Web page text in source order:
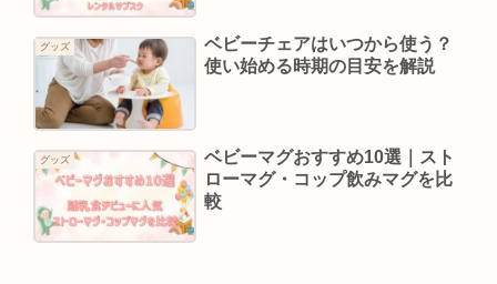
グッズ
ベビーチェアはいつから使う？
使い始める時期の目安を解説
グッズ
ベビーマグおすすめ10選｜スト
ローマグ・コップ飲みマグを比
較